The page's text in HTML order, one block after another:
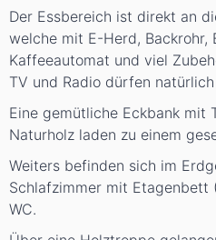
Der Essbereich ist direkt an
welche mit E-Herd, Backrohr,
Kaffeeautomat und viel
TV und Radio dürfen
Eine gemütliche Eckbank mit
Naturholz laden zu einem
Weiters befinden sich im
Schlafzimmer mit Etagenbett
WC.